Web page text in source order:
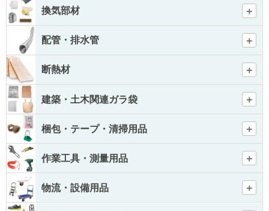
換気部材
配管・排水管
断熱材
建築・土木関連ガラ袋
梱包・テープ・清掃用品
作業工具・測量用品
物流・設備用品